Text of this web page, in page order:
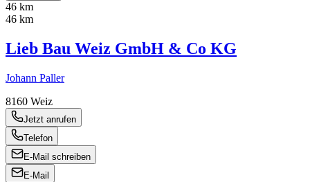
46 km
46 km
Lieb Bau Weiz GmbH & Co KG
Johann Paller
8160 Weiz
Jetzt anrufen
Telefon
E-Mail schreiben
E-Mail